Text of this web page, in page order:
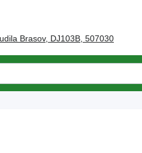
Brasov, DJ103B, 507030